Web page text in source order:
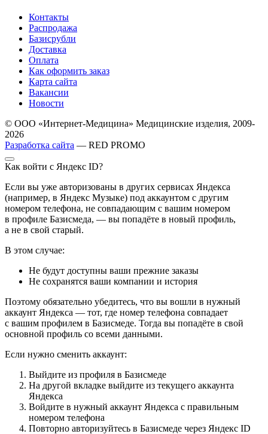
Контакты
Распродажа
Базисрубли
Доставка
Оплата
Как оформить заказ
Карта сайта
Вакансии
Новости
© ООО «Интернет-Медицина» Медицинские изделия, 2009-
2026
Разработка сайта — RED PROMO
Как войти с Яндекс ID?
Если вы уже авторизованы в других сервисах Яндекса
(например, в Яндекс Музыке) под аккаунтом с другим
номером телефона, не совпадающим с вашим номером
в профиле Базисмеда, — вы попадёте в новый профиль,
а не в свой старый.
В этом случае:
Не будут доступны ваши прежние заказы
Не сохранятся ваши компании и история
Поэтому обязательно убедитесь, что вы вошли в нужный
аккаунт Яндекса — тот, где номер телефона совпадает
с вашим профилем в Базисмеде. Тогда вы попадёте в свой
основной профиль со всеми данными.
Если нужно сменить аккаунт:
Выйдите из профиля в Базисмеде
На другой вкладке выйдите из текущего аккаунта
Яндекса
Войдите в нужный аккаунт Яндекса с правильным
номером телефона
Повторно авторизуйтесь в Базисмеде через Яндекс ID